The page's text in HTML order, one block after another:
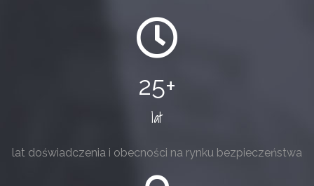
25
lat
lat doświadczenia i obecności na rynku bezpieczeństwa